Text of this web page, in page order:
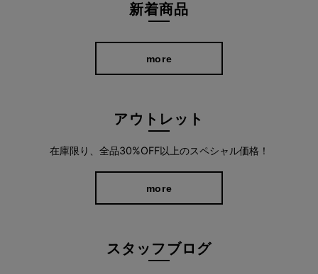
気になる腰まわりを、自然にきれいに。
新着商品
more
アウトレット
在庫限り、全品30%OFF以上のスペシャル価格！
more
スタッフブログ